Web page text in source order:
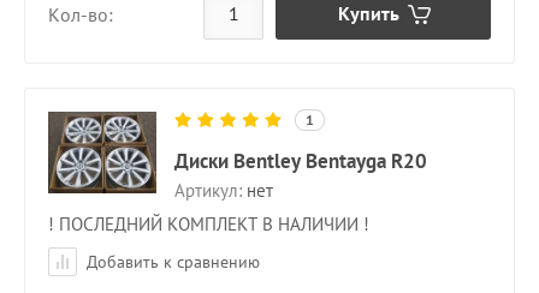
Кол-во: Купить
1
Диски Bentley Bentayga R20
Артикул: нет
! ПОСЛЕДНИЙ КОМПЛЕКТ В НАЛИЧИИ !
Добавить к сравнению